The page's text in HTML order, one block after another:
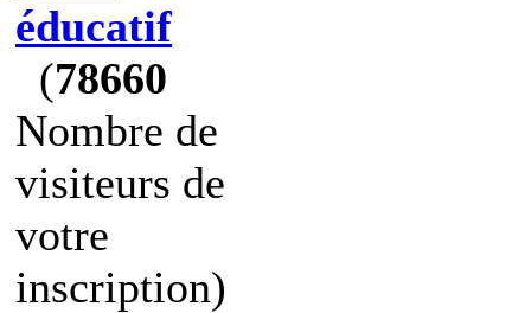
éducatif
(78660
Nombre de
visiteurs de
votre
inscription)